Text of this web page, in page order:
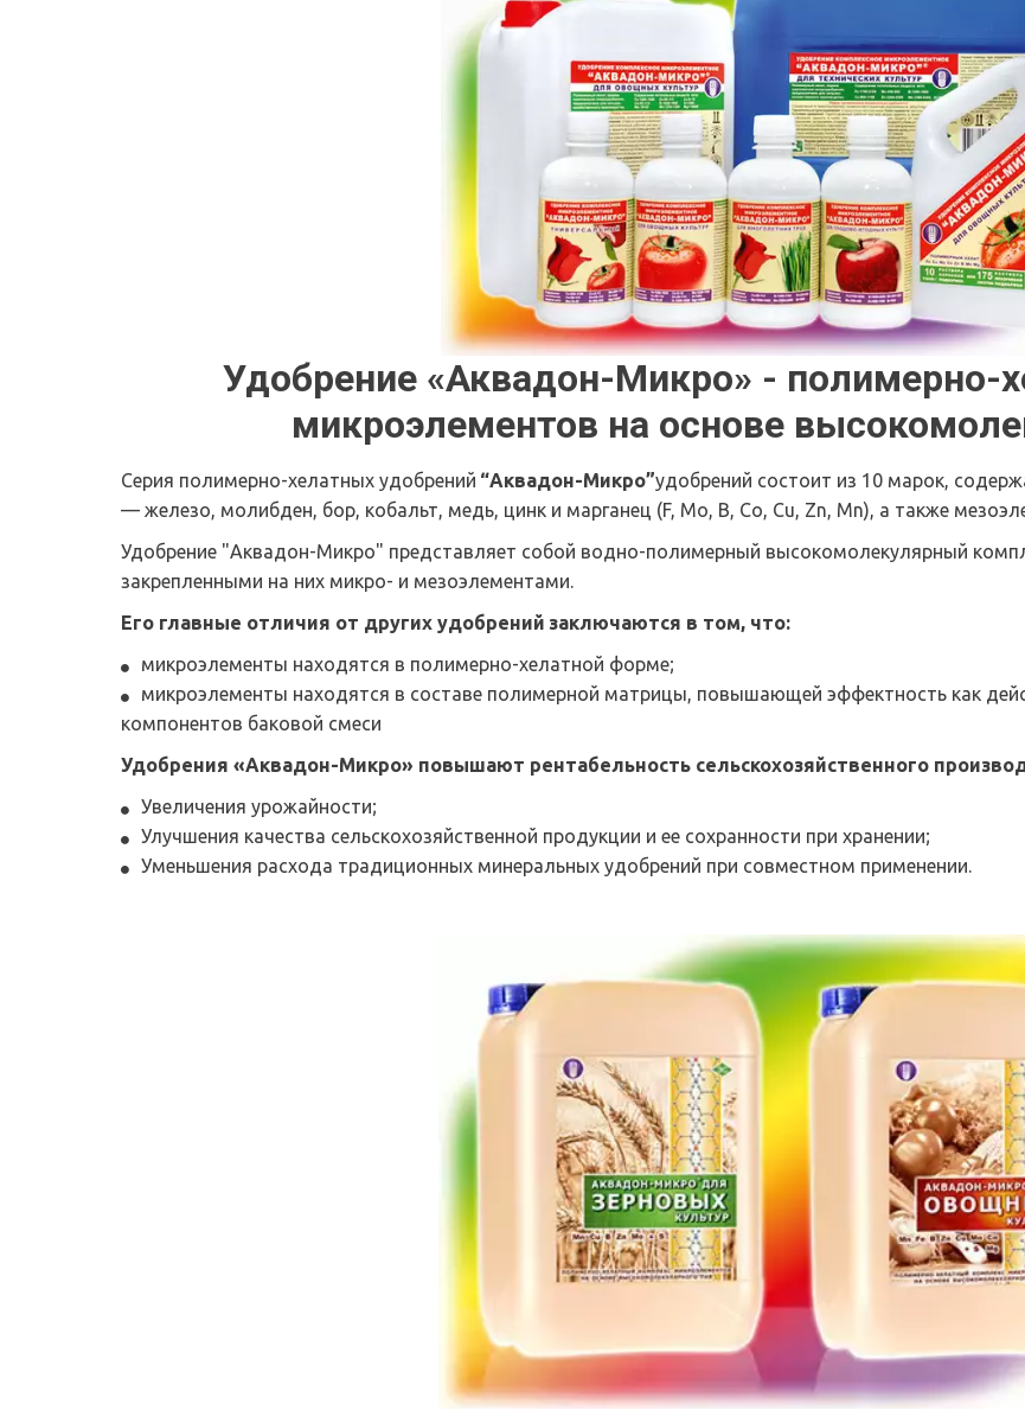
Удобрение «Аквадон-Микро» - полимерно-
микроэлементов на основе
Серия полимерно-хелатных удобрений “Аквадон-Микро”удобрений состоит из 10 марок,
— железо, молибден, бор, кобальт, медь, цинк и марганец (F, Mo, B, Co, Cu, Zn, Mn), а также
Удобрение "Аквадон-Микро" представляет собой водно-полимерный высокомолекулярный
закрепленными на них микро- и мезоэлементами.
Его главные отличия от других удобрений заключаются в том, что:
микроэлементы находятся в полимерно-хелатной форме;
микроэлементы находятся в составе полимерной матрицы, повышающей эффектность как
компонентов баковой смеси
Удобрения «Аквадон-Микро» повышают рентабельность сельскохозяйственного
Увеличения урожайности;
Улучшения качества сельскохозяйственной продукции и ее сохранности при хранении;
Уменьшения расхода традиционных минеральных удобрений при совместном применении.